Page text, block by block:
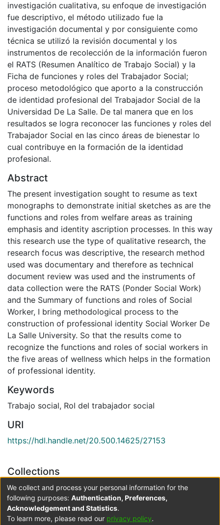
investigación cualitativa, su enfoque de investigación
fue descriptivo, el método utilizado fue la
investigación documental y por consiguiente como
técnica se utilizó la revisión documental y los
instrumentos de recolección de la información fueron
el RATS (Resumen Analítico de Trabajo Social) y la
Ficha de funciones y roles del Trabajador Social;
proceso metodológico que aporto a la construcción
de identidad profesional del Trabajador Social de la
Universidad De La Salle. De tal manera que en los
resultados se logra reconocer las funciones y roles del
Trabajador Social en las cinco áreas de bienestar lo
cual contribuye en la formación de la identidad
profesional.
Abstract
The present investigation sought to resume as text
monographs to demonstrate initial sketches as are the
functions and roles from welfare areas as training
emphasis and identity ascription processes. In this way
this research use the type of qualitative research, the
research focus was descriptive, the research method
used was documentary and therefore as technical
document review was used and the instruments of
data collection were the RATS (Ponder Social Work)
and the Summary of functions and roles of Social
Worker, I bring methodological process to the
construction of professional identity Social Worker De
La Salle University. So that the results come to
recognize the functions and roles of social workers in
the five areas of wellness which helps in the formation
of professional identity.
Keywords
Trabajo social, Rol del trabajador social
URI
https://hdl.handle.net/20.500.14625/27153
Collections
Trabajo Social
Full item page
We collect and process your personal information for the
following purposes: Authentication, Preferences,
Acknowledgement and Statistics.
To learn more, please read our privacy policy.